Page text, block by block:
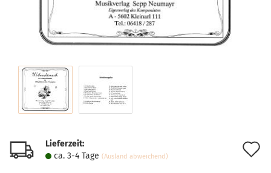
Lieferzeit:
ca. 3-4 Tage (Ausland abweichend)